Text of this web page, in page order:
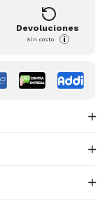
Devoluciones
Sin costo i